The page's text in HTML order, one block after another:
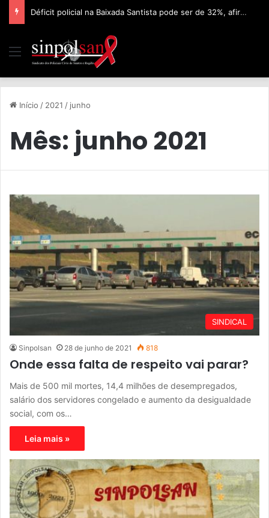
Déficit policial na Baixada Santista pode ser de 32%, afirma Sinpolsan
Início / 2021 / junho
Mês: junho 2021
SINDICAL
Sinpolsan 28 de junho de 2021 818
Onde essa falta de respeito vai parar?
Mais de 500 mil mortes, 14,4 milhões de desempregados,
salário dos servidores congelado e aumento da desigualdade
social, com os…
Leia mais »